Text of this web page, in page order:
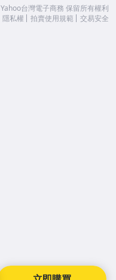
Yahoo台灣電子商務 保留所有權利
隱私權 拍賣使用規範 交易安全